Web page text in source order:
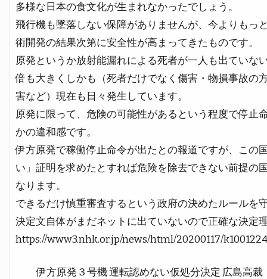
多様な日本の食文化が生まれなかったでしょう。
飛行機も墜落しない保障がありませんが、今よりもっ
術開発の結果次第に安全性が高まってきたものです。
原発というか放射能漏れによる死者が一人も出ていな
倍も大きくしかも（死者だけでなく傷害・物損事故の
害など）現在も日々発生しています。
原発に限って、危険の可能性があるという程度で停止
かの違和感です。
伊方原発で稼働停止命令が出たとの報道ですが、この
い」証明を求めたとすれば危険を除去できない前提の
なります。
できるだけ慎重審査するという政府の決めたルールを
決定文自体がまだネットに出ていないので正確な決定
https://www3.nhk.or.jp/news/html/20200117/
伊方原発３号機 運転認めない仮処分決定 広島高裁